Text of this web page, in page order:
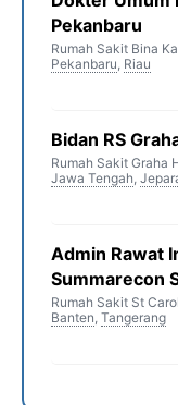
Pekanbaru
Rumah Sakit Bina
Pekanbaru, Riau
Bidan RS
Rumah Sakit Graha
Jawa Tengah,
Admin Rawat
Summarecon
Rumah Sakit St
Banten, Tangerang